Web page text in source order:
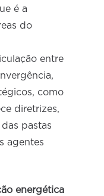
é a
do
entre
como
diretrizes,
pastas
agentes
energética